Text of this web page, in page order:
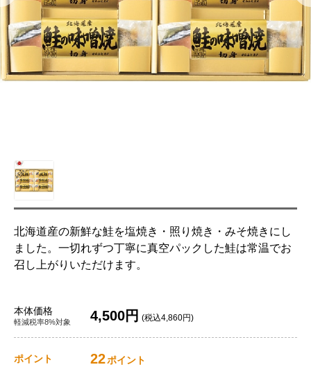
北海道産の新鮮な鮭を塩焼き・照り焼き・みそ焼きにし
ました。一切れずつ丁寧に真空パックした鮭は常温でお
召し上がりいただけます。
本体価格
軽減税率8%対象 4,500円 (税込4,860円)
ポイント 22ポイント